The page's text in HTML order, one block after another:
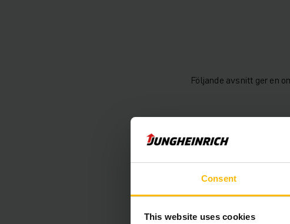
Consent
This website uses cookies
Följande avsnitt ger en
Teknisk Information